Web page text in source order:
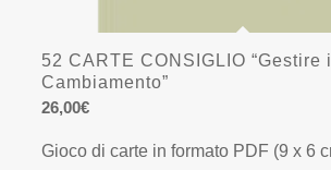
52 CARTE CONSIGLIO “Gestire il
Cambiamento”
26,00€
Gioco di carte in formato PDF (9 x 6